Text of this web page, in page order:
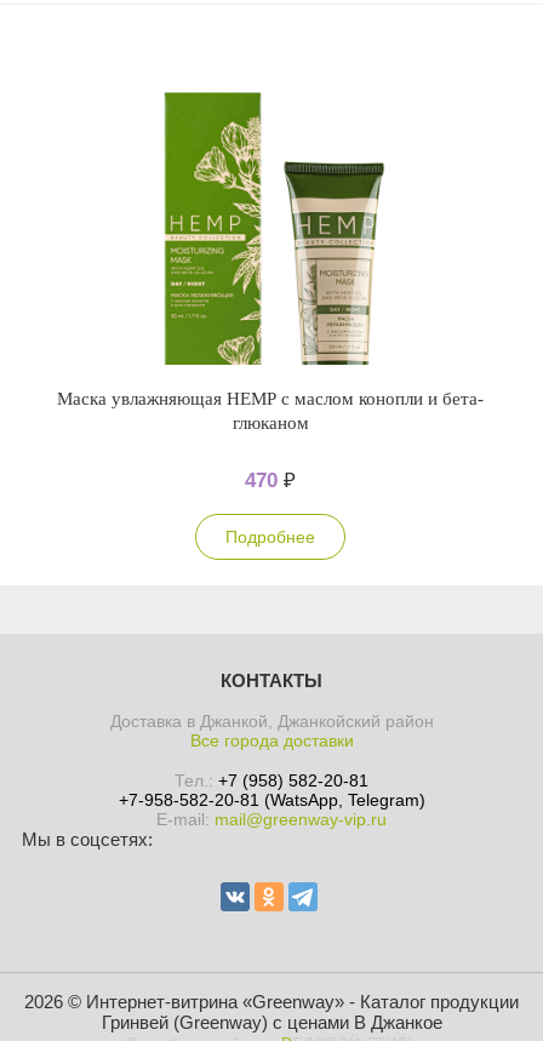
Маска увлажняющая НЕМР с маслом конопли и бета-
глюканом
470 ₽
Подробнее
КОНТАКТЫ
Доставка в Джанкой, Джанкойский район
Все города доставки
Тел.: +7 (958) 582-20-81
+7-958-582-20-81 (WatsApp, Telegram)
E-mail: mail@greenway-vip.ru
Мы в соцсетях:
2026 © Интернет-витрина «Greenway» - Каталог продукции
Гринвей (Greenway) с ценами В Джанкое